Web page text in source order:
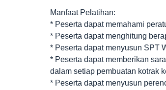
Manfaat Pelatihan:
* Peserta dapat memahami
* Peserta dapat menghitung
* Peserta dapat menyusun SPT
* Peserta dapat memberikan
dalam setiap pembuatan kotrak
* Peserta dapat menyusun